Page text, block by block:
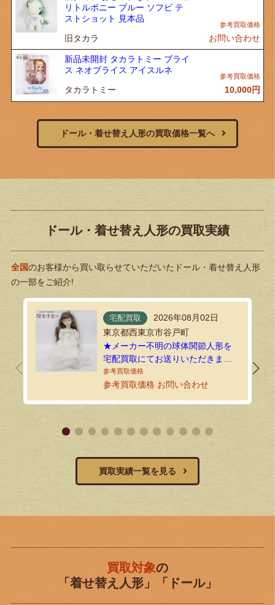
リトルポニー ブルー ソフビ テ
ストショット 見本品
旧タカラ お問い合わせ
新品未開封 タカラトミー ブライ
ス ネオブライス アイスルネ
タカラトミー 10,000円
ドール・着せ替え人形の買取価格一覧へ
ドール・着せ替え人形の買取実績
全国のお客様から買い取らせていただいたドール・着せ替え人形
の一部をご紹介!
宅配買取
2026年08月02日
東京都西東京市谷戸町
★メーカー不明の球体関節人形を
宅配買取にてお送りいただきまし
た！
参考買取価格 お問い合わせ
買取実績一覧を見る
買取対象の
「着せ替え人形」「ドール」